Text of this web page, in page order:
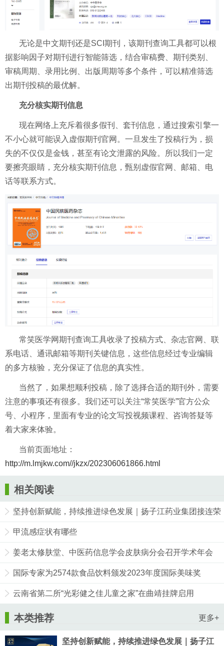
无论是中文期刊还是SCI期刊，该期刊查询工具都可以根
据影响因子对期刊进行智能筛选，结合审稿费、期刊类别、
审稿周期、录用比例、出版周期等多个条件，可以精准筛选
出期刊投稿的最优解。
充分核实期刊信息
现在网络上充斥着很多假刊、套刊信息，通过搜索引擎一
不小心就可能误入虚假期刊官网。一旦发生了投稿行为，损
失的不仅仅是金钱，甚至有论文泄露的风险。所以我们一定
要擦亮眼睛，充分核实期刊信息，甄别虚假官网、邮箱、电
话等联系方式。
常笑医学网期刊查询工具收录了投稿方式、杂志官网、联
系电话、通讯邮箱等期刊关键信息，这些信息经过专业编辑
的多方核验，充分保证了信息的真实性。
当然了，如果想顺利投稿，除了选择合适的期刊外，需要
注意的事项还有很多。我们还可以关注“常笑医学”官方公众
号、小程序，里面有专业的论文写投视频课程、咨询答疑等
着大家来体验。
当前页面地址：
http://m.lmjkw.com//jkzx/202306061866.html
相关阅读
坚持创新赋能，持续推进绿色发展｜扬子江药业集团接连荣
获“年度医疗创新企业”和“年度可持续力品牌”两项大奖
甲流感症状有哪些
姜老太修肤堂、中医药信息学会皮肤病分会召开学术年会
国际专家为2574款食品饮料颁发2023年度国际美味奖
云南省第二所“光彩健之佳儿童之家”在曲靖挂牌启用
本类推荐 更多+
坚持创新赋能，持续推进绿色发展｜扬子江